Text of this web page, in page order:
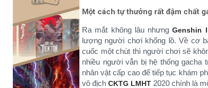
Một cách tự thưởng rất đậm chất
Ra mắt không lâu nhưngGenshin
lượng người chơi khổng lồ. Về cơ
cuốc một chút thì người chơi sẽ
nhiều người vẫn bị hệ thống
nhân vật cấp cao để tiếp tục khám
vô địch CKTG LMHT 2020 chính là